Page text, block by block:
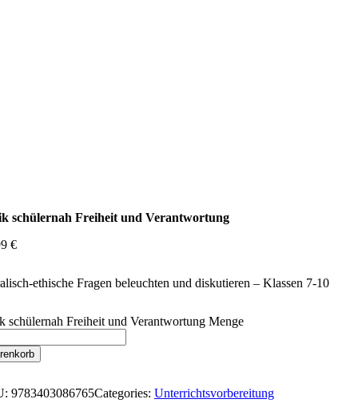
schülernah Freiheit und Verantwortung
€
ethische Fragen beleuchten und diskutieren – Klassen 7-10
schülernah Freiheit und Verantwortung Menge
9783403086765Categories: Unterrichtsvorbereitung